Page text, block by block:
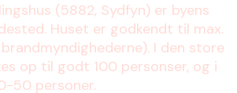
(5882, Sydfyn) er byens
Huset er godkendt til max.
I den store
op til godt 100 personser, og i
50 personer.